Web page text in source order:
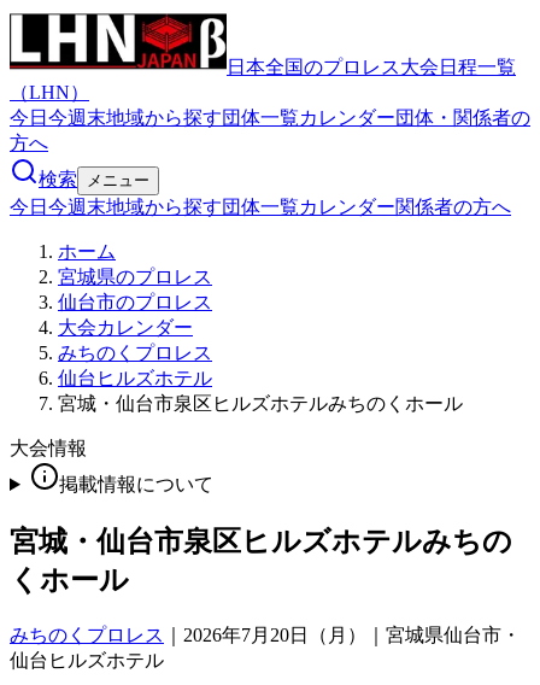
日本全国のプロレス大会日程一覧
（LHN）
今日 今週末地域から探す団体一覧カレンダー団体・関係者の
方へ
検索
メニュー
今日 今週末地域から探す団体一覧カレンダー関係者の方へ
ホーム
宮城県のプロレス
仙台市のプロレス
大会カレンダー
みちのくプロレス
仙台ヒルズホテル
宮城・仙台市泉区ヒルズホテルみちのくホール
大会情報
掲載情報について
宮城・仙台市泉区ヒルズホテルみちの
くホール
みちのくプロレス
2026年7月20日（月）｜宮城県仙台市・
仙台ヒルズホテル